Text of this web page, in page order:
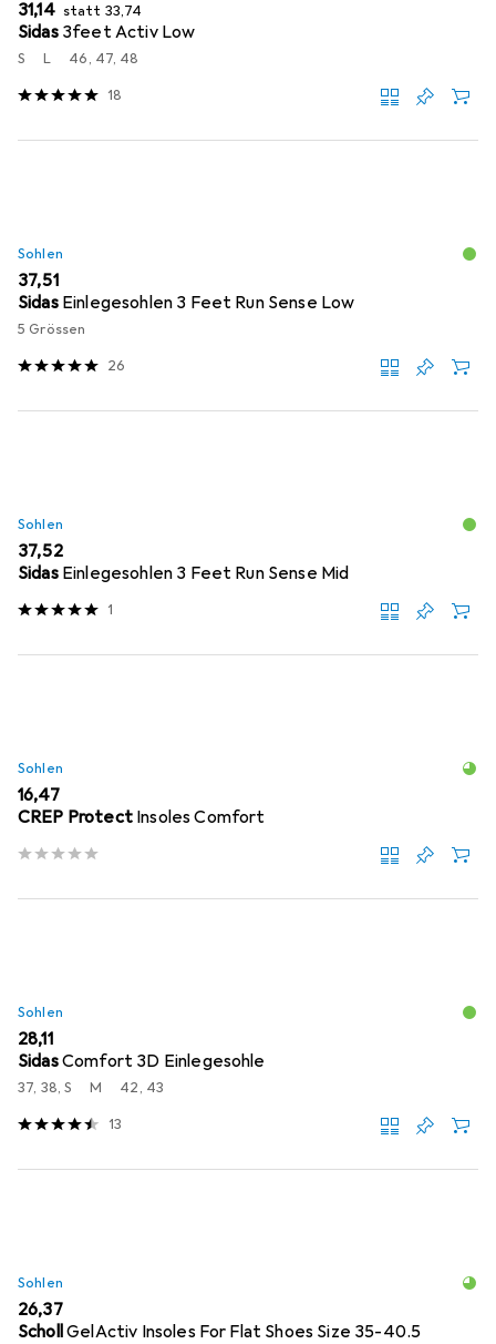
EUR
31,14 statt EUR
33,74
Sidas 3feet Activ Low
S L 46, 47, 48
18
Sohlen
EUR
37,51
Sidas Einlegesohlen 3 Feet Run Sense Low
5 Grössen
26
Sohlen
EUR
37,52
Sidas Einlegesohlen 3 Feet Run Sense Mid
1
Sohlen
EUR
16,47
CREP Protect Insoles Comfort
Sohlen
EUR
28,11
SidasComfort 3D Einlegesohle
37, 38, S M 42, 43
13
Sohlen
EUR
26,37
SchollGelActiv Insoles For Flat Shoes Size 35-40.5